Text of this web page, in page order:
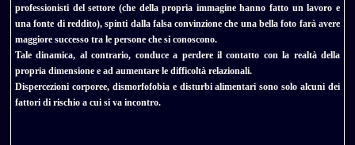
professionisti del settore (che della propria immagine hanno fatto un lavoro e
una fonte di reddito), spinti dalla falsa convinzione che una bella foto farà avere
maggiore successo tra le persone che si conoscono.
Tale dinamica, al contrario, conduce a perdere il contatto con la realtà della
propria dimensione e ad aumentare le difficoltà relazionali.
Dispercezioni corporee, dismorfofobia e disturbi alimentari sono solo alcuni dei
fattori di rischio a cui si va incontro.